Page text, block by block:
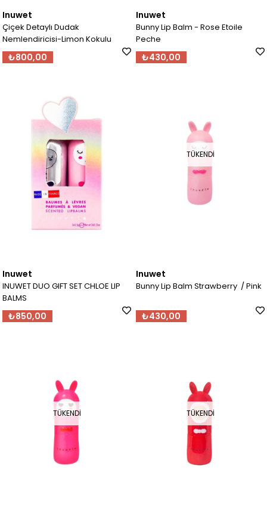
Inuwet
Çiçek Detaylı Dudak
Nemlendiricisi-Limon Kokulu
₺800,00
Inuwet
Bunny Lip Balm - Rose Etoile
Peche
₺430,00
Inuwet
INUWET DUO GIFT SET CHLOE LIP
BALMS
₺850,00
TÜKENDI
Inuwet
Bunny Lip Balm Strawberry / Pink
₺430,00
TÜKENDI TÜKENDI